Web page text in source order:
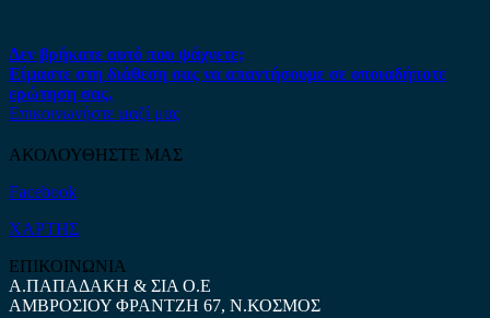
Δεν βρήκατε αυτό που ψάχνετε;
Είμαστε στη διάθεση σας να απαντήσουμε σε οποιαδήποτε
ερώτηση σας.
Επικοινωνήστε μαζί μας
ΑΚΟΛΟΥΘΗΣΤΕ ΜΑΣ
Facebook
ΧΑΡΤΗΣ
ΕΠΙΚΟΙΝΩΝΙΑ
Α.ΠΑΠΑΔΑΚΗ & ΣΙΑ Ο.Ε
ΑΜΒΡΟΣΙΟΥ ΦΡΑΝΤΖΗ 67, Ν.ΚΟΣΜΟΣ